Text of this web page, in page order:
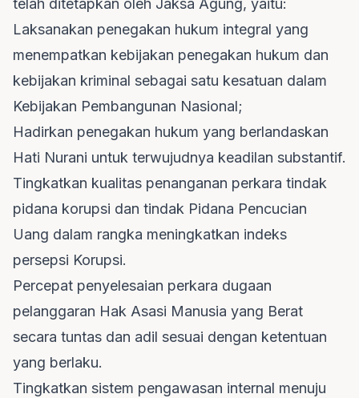
telah ditetapkan oleh Jaksa Agung, yaitu:
Laksanakan penegakan hukum integral yang
menempatkan kebijakan penegakan hukum dan
kebijakan kriminal sebagai satu kesatuan dalam
Kebijakan Pembangunan Nasional;
Hadirkan penegakan hukum yang berlandaskan
Hati Nurani untuk terwujudnya keadilan substantif.
Tingkatkan kualitas penanganan perkara tindak
pidana korupsi dan tindak Pidana Pencucian
Uang dalam rangka meningkatkan indeks
persepsi Korupsi.
Percepat penyelesaian perkara dugaan
pelanggaran Hak Asasi Manusia yang Berat
secara tuntas dan adil sesuai dengan ketentuan
yang berlaku.
Tingkatkan sistem pengawasan internal menuju